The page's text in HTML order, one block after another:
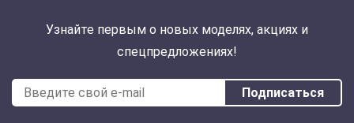
Узнайте первым о новых моделях, акциях и
спецпредложениях!
Подписаться